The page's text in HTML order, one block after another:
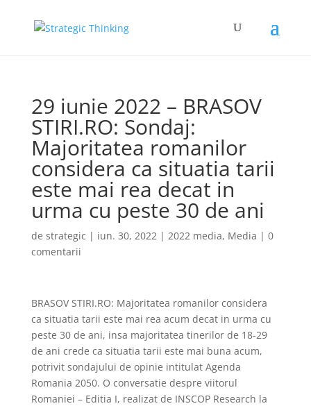
29 iunie 2022 – BRASOV
STIRI.RO: Sondaj:
Majoritatea romanilor
considera ca situatia tarii
este mai rea decat in
urma cu peste 30 de ani
de strategic | iun. 30, 2022| 2022 media, Media | 0
comentarii
BRASOV STIRI.RO: Majoritatea romanilor considera
ca situatia tarii este mai rea acum decat in urma cu
peste 30 de ani, insa majoritatea tinerilor de 18-29
de ani crede ca situatia tarii este mai buna acum,
potrivit sondajului de opinie intitulat Agenda
Romania 2050. O conversatie despre viitorul
Romaniei – Editia I, realizat de INSCOP Research la